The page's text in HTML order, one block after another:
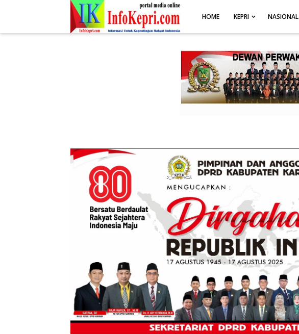
.post-body img { display: block; margin: 0 auto; max-width: 100%; height: auto; }
HOME KEPRI NASIONAL